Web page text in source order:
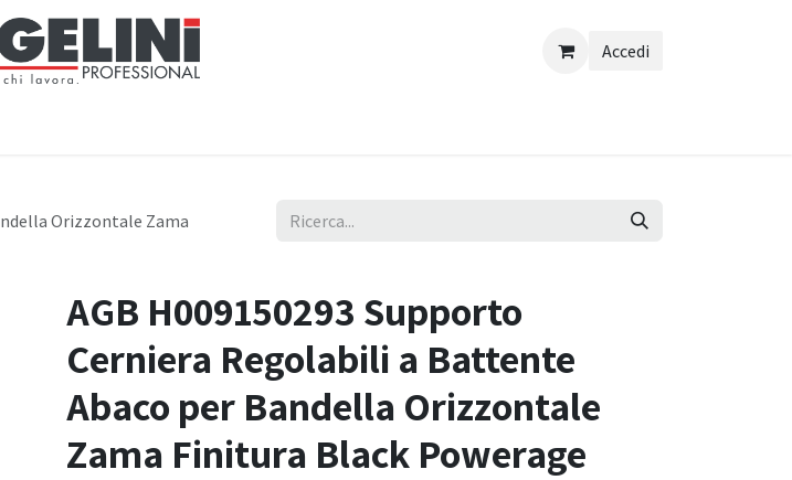
Accedi
Orizzontale Zama
AGB H009150293 Supporto
Cerniera Regolabili a Battente
Abaco per Bandella Orizzontale
Zama Finitura Black Powerage